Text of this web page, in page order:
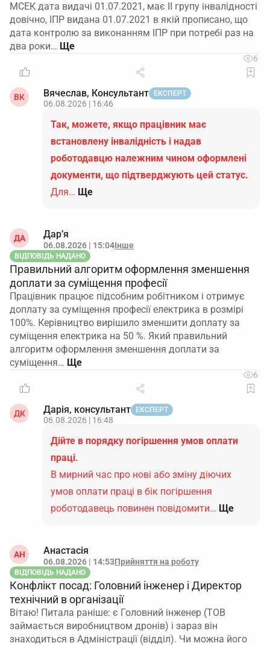
МСЕК дата видачі 01.07.2021, має ІІ групу інвалідності
довічно, ІПР видана 01.07.2021 в якій прописано, що
дата контролю за виконанням ІПР при потребі раз на
два роки…
6
ВК Вячеслав, Консультант ЕКСПЕРТ
06.08.2026 | 16:46
Так, можете, якщо працівник має
встановлену інвалідність і надав
роботодавцю належним чином оформлені
документи, що підтверджують цей статус.
Для… Ще
ДА Дар’я
06.08.2026 | 15:04Інше
ВІДПОВІДЬ НАДАНО
Правильний алгоритм оформлення зменшення
доплати за суміщення професії
Працівник працює підсобним робітником і отримує
доплату за суміщення професії електрика в розмірі
100%. Керівництво вирішило зменшити доплату за
суміщення електрика на 50 %. Який правильний
алгоритм оформлення зменшення доплати за
суміщення…
6
ДК Дарія, консультант ЕКСПЕРТ
06.08.2026 | 16:48
Дійте в порядку погіршення умов оплати
праці.
В мирний час про нові або зміну діючих
умов оплати праці в бік погіршення
роботодавець повинен повідомити… Ще
АН Анастасія
06.08.2026 | 14:53Прийняття на роботу
ВІДПОВІДЬ НАДАНО
Конфлікт посад: Головний інженер і Директор
технічний в організації
Вітаю! Питала раніше: є Головний інженер (ТОВ
займається виробництвом дронів) і зараз він
знаходиться в Адміністрації (відділ). Чи можна його